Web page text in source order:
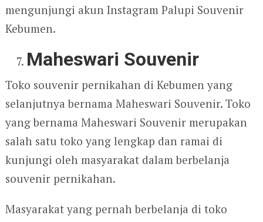
mengunjungi akun Instagram Palupi Souvenir
Kebumen.
Maheswari Souvenir
Toko souvenir pernikahan di Kebumen yang
selanjutnya bernama Maheswari Souvenir. Toko
yang bernama Maheswari Souvenir merupakan
salah satu toko yang lengkap dan ramai di
kunjungi oleh masyarakat dalam berbelanja
souvenir pernikahan.
Masyarakat yang pernah berbelanja di toko